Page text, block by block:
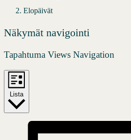
Elopäivät
Tapahtumat
Näkymät navigointi
Tapahtuma Views Navigation
Lista